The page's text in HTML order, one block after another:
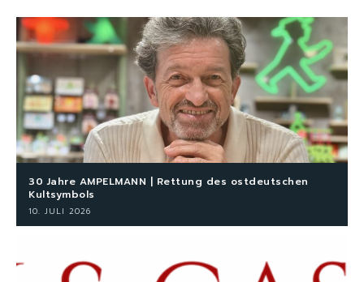
30 Jahre AMPELMANN | Rettung des ostdeutschen
Kultsymbols
10. JULI 2026